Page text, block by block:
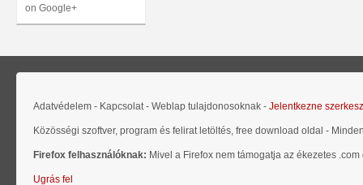
on Google+
Adatvédelem - Kapcsolat - Weblap tulajdonosoknak - Jelentkezne
Közösségi szoftver, program és felirat letöltés, free download oldal -
Firefox felhasználóknak: Mivel a Firefox nem támogatja az ékezetes
Ugrás fel